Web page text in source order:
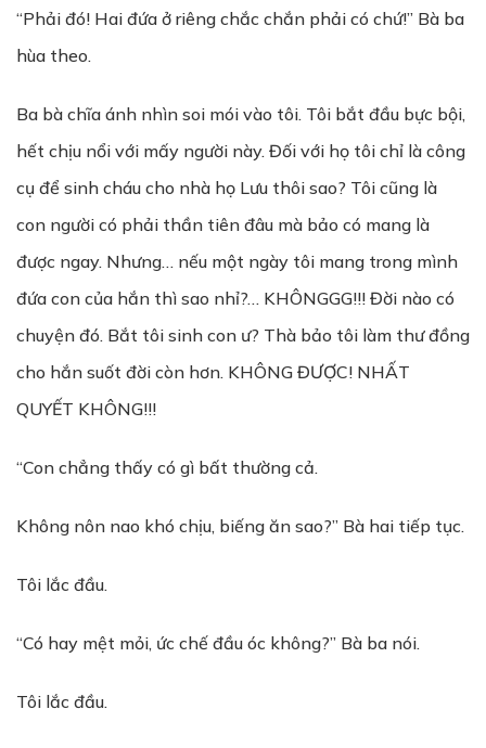
“Phải đó! Hai đứa ở riêng chắc chắn phải có chứ!” Bà ba
hùa theo.
Ba bà chĩa ánh nhìn soi mói vào tôi. Tôi bắt đầu bực bội,
hết chịu nổi với mấy người này. Đối với họ tôi chỉ là công
cụ để sinh cháu cho nhà họ Lưu thôi sao? Tôi cũng là
con người có phải thần tiên đâu mà bảo có mang là
được ngay. Nhưng… nếu một ngày tôi mang trong mình
đứa con của hắn thì sao nhỉ?… KHÔNGGG!!! Đời nào có
chuyện đó. Bắt tôi sinh con ư? Thà bảo tôi làm thư đồng
cho hắn suốt đời còn hơn. KHÔNG ĐƯỢC! NHẤT
QUYẾT KHÔNG!!!
“Con chẳng thấy có gì bất thường cả.
Không nôn nao khó chịu, biếng ăn sao?” Bà hai tiếp tục.
Tôi lắc đầu.
“Có hay mệt mỏi, ức chế đầu óc không?” Bà ba nói.
Tôi lắc đầu.